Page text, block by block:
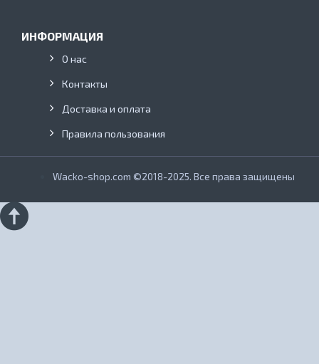
ИНФОРМАЦИЯ
О нас
Контакты
Доставка и оплата
Правила пользования
Wacko-shop.com ©2018-2025. Все права защищены